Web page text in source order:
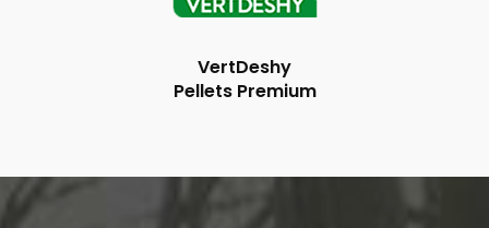
VertDeshy
Pellets Premium